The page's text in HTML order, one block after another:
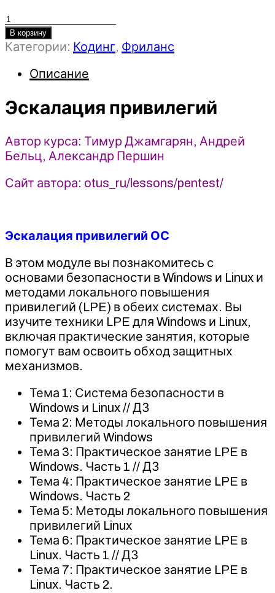
Количество
товара
Пентест.
проникновения
действии
2026.
Модуль
3/6.
Эскалация
Тимур
Андрей
Бельц,
Александр
Першин
(2026)
Otus
В корзину
Категории: Кодинг, Фриланс
Описание
Эскалация привилегий
Автор курса: Тимур Джамгарян, Андрей
Бельц, Александр Першин
Сайт автора: otus_ru/lessons/pentest/
Эскалация привилегий ОС
В этом модуле вы познакомитесь с
основами безопасности в Windows и Linux и
методами локального повышения
привилегий (LPE) в обеих системах. Вы
изучите техники LPE для Windows и Linux,
включая практические занятия, которые
помогут вам освоить обход защитных
механизмов.
Тема 1: Система безопасности в
Windows и Linux // ДЗ
Тема 2: Методы локального повышения
привилегий Windows
Тема 3: Практическое занятие LPE в
Windows. Часть 1 // ДЗ
Тема 4: Практическое занятие LPE в
Windows. Часть 2
Тема 5: Методы локального повышения
привилегий Linux
Тема 6: Практическое занятие LPE в
Linux. Часть 1 // ДЗ
Тема 7: Практическое занятие LPE в
Linux. Часть 2.